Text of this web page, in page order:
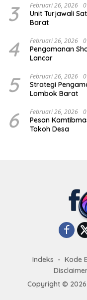
3 Februari 26, 2026
Unit Turjawali
Barat
4 Februari 26, 2026
Pengamanan
Lancar
5 Februari 26, 2026
Strategi
Lombok Barat
6 Februari 26, 2026
Pesan
Tokoh Desa
Indeks Kode
Copyright © 2026